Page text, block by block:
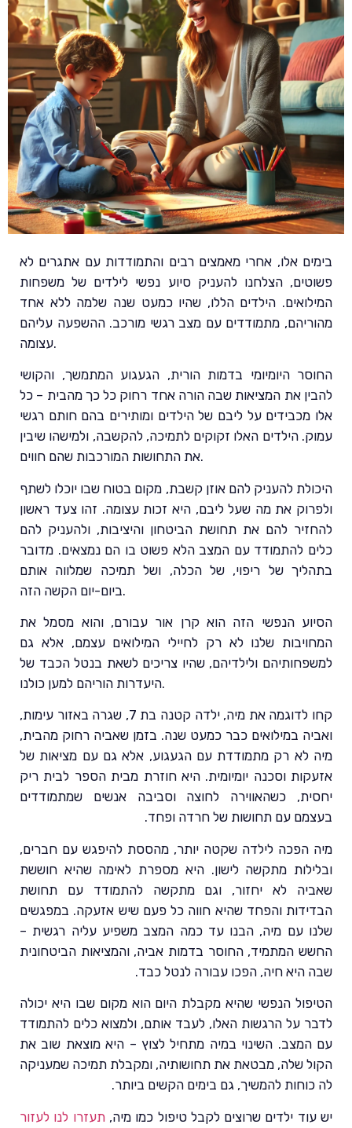
בימים אלו, אחרי מאמצים רבים והתמודדות עם אתגרים לא
פשוטים, הצלחנו להעניק סיוע נפשי לילדים של משפחות
המילואים. הילדים הללו, שהיו כמעט שנה שלמה ללא אחד
מהוריהם, מתמודדים עם מצב רגשי מורכב. ההשפעה עליהם
עצומה.
החוסר היומיומי בדמות הורית, הגעגוע המתמשך, והקושי
להבין את המציאות שבה הורה אחד רחוק כל כך מהבית – כל
אלו מכבידים על ליבם של הילדים ומותירים בהם חותם רגשי
עמוק. הילדים האלו זקוקים לתמיכה, להקשבה, ולמישהו שיבין
את התחושות המורכבות שהם חווים.
היכולת להעניק להם אוזן קשבת, מקום בטוח שבו יוכלו לשתף
ולפרוק את מה שעל ליבם, היא זכות עצומה. זהו צעד ראשון
להחזיר להם את תחושת הביטחון והיציבות, ולהעניק להם
כלים להתמודד עם המצב הלא פשוט בו הם נמצאים. מדובר
בתהליך של ריפוי, של הכלה, ושל תמיכה שמלווה אותם
ביום-יום הקשה הזה.
הסיוע הנפשי הזה הוא קרן אור עבורם, והוא מסמל את
המחויבות שלנו לא רק לחיילי המילואים עצמם, אלא גם
למשפחותיהם ולילדיהם, שהיו צריכים לשאת בנטל הכבד של
היעדרות הוריהם למען כולנו.
קחו לדוגמה את מיה, ילדה קטנה בת 7, שגרה באזור עימות,
ואביה במילואים כבר כמעט שנה. בזמן שאביה רחוק מהבית,
מיה לא רק מתמודדת עם הגעגוע, אלא גם עם מציאות של
אזעקות וסכנה יומיומית. היא חוזרת מבית הספר לבית ריק
יחסית, כשהאווירה לחוצה וסביבה אנשים שמתמודדים
בעצמם עם תחושות של חרדה ופחד.
מיה הפכה לילדה שקטה יותר, מהססת להיפגש עם חברים,
ובלילות מתקשה לישון. היא מספרת לאימה שהיא חוששת
שאביה לא יחזור, וגם מתקשה להתמודד עם תחושת
הבדידות והפחד שהיא חווה כל פעם שיש אזעקה. במפגשים
שלנו עם מיה, הבנו עד כמה המצב משפיע עליה רגשית –
החשש המתמיד, החוסר בדמות אביה, והמציאות הביטחונית
שבה היא חיה, הפכו עבורה לנטל כבד.
הטיפול הנפשי שהיא מקבלת היום הוא מקום שבו היא יכולה
לדבר על הרגשות האלו, לעבד אותם, ולמצוא כלים להתמודד
עם המצב. השינוי במיה מתחיל לצוץ – היא מוצאת שוב את
הקול שלה, מבטאת את תחושותיה, ומקבלת תמיכה שמעניקה
לה כוחות להמשיך, גם בימים הקשים ביותר.
יש עוד ילדים שרוצים לקבל טיפול כמו מיה,תעזרו לנו לעזור